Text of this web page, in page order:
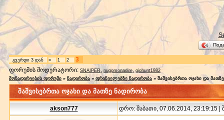
გვერდი 3 დან « 1 2
3
ფორუმის მოდერატორი: SNAIPER , nugomonadire, giohunt1982
მონადირეების ფორუმი » ნადირობა » ფრინველებზე ნადირობა » შაშვისებრთა ოჯახი და
შაშვისებრთა ოჯახი და მათზე ნადირობა
akson777 დრო: შაბათი, 07.06.2014, 23:19:15 |